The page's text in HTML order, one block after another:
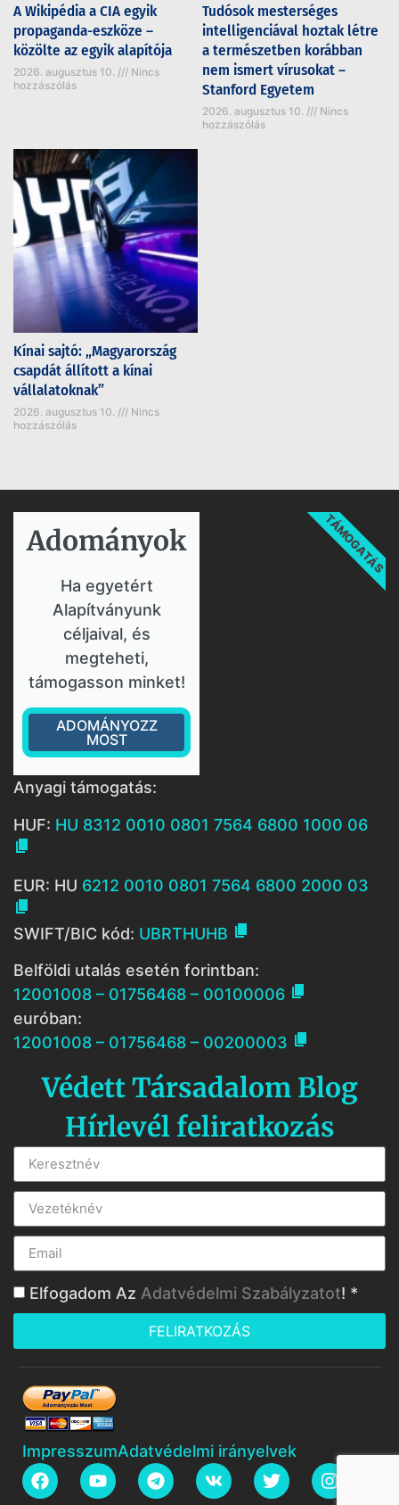
A Wikipédia a CIA egyik
propaganda-eszköze –
közölte az egyik alapítója
2026. augusztus 10.
Nincs
hozzászólás
Tudósok mesterséges
intelligenciával hoztak létre
a természetben korábban
nem ismert vírusokat –
Stanford Egyetem
2026. augusztus 10.
Nincs
hozzászólás
Kínai sajtó: „Magyarország
csapdát állított a kínai
vállalatoknak”
2026. augusztus 10.
Nincs
hozzászólás
Adományok​
Ha egyetért
Alapítványunk
céljaival, és
megteheti,
támogasson minket!
ADOMÁNYOZZ
MOST
TÁMOGATÁS
Anyagi támogatás:
HUF: HU 8312 0010 0801 7564 6800 1000 06

EUR: HU 6212 0010 0801 7564 6800 2000 03

SWIFT/BIC kód: UBRTHUHB 
Belföldi utalás esetén forintban:
12001008 – 01756468 – 00100006 
euróban:
12001008 – 01756468 – 00200003 
Védett Társadalom Blog
Hírlevél feliratkozás
Elfogadom Az Adatvédelmi Szabályzatot! *
FELIRATKOZÁS
ImpresszumAdatvédelmi irányelvek